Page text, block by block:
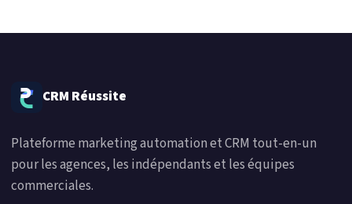
CRM Réussite
Plateforme marketing automation et CRM tout-en-un
pour les agences, les indépendants et les équipes
commerciales.